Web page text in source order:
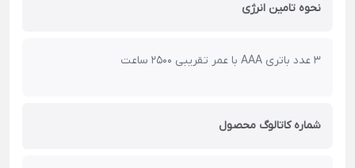
نحوه تامین انرژی
3 عدد باتری AAA با عمر تقریبی 2500 ساعت
شماره کاتالوگ محصول